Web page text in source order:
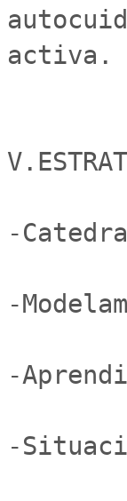
activa.
-
-
-
-